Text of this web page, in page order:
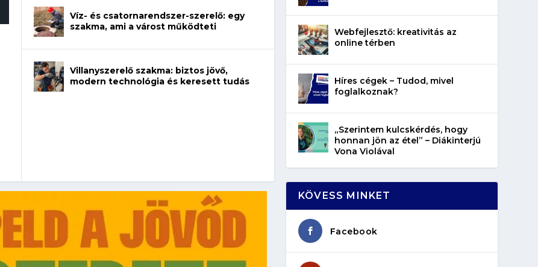
Így növelheted az esélyedet az
a gépeket?
Tanulj szakmát!
– amikor néhány sor program dönti
Víz- és csatornarendszer-szerelő: egy
szakma, ami a várost működteti
Villanyszerelő szakma: biztos jövő,
modern technológia és keresett tudás
Webfejlesztő: kreativitás az
online térben
Híres cégek – Tudod, mivel
foglalkoznak?
„Szerintem kulcskérdés, hogy
honnan jön az étel” – Diákinterjú
Vona Violával
KÖVESS MINKET
Facebook